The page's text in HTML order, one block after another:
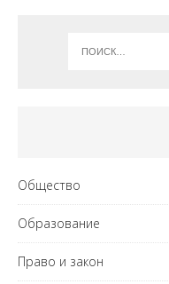
Общество
Образование
Право и закон